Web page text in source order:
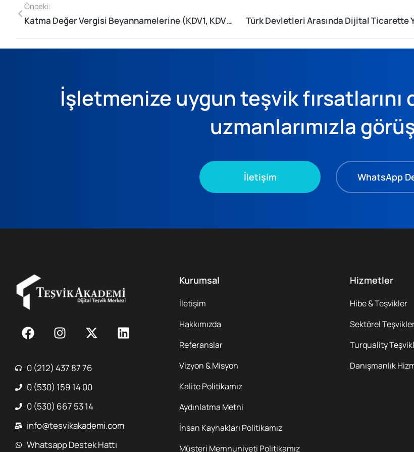
Önceki:
Katma Değer Vergisi Beyannamelerine (KDV1, KDV2, KDV2B, KDV4, KDV9015) İlişkin Önemli Duyuru
İşletmenize uygun teşvik
uzmanlarımızla
İletişim WhatsApp
0 (212) 437 87 76
0 (530) 159 14 00
0 (530) 667 53 14
info@tesvikakademi.com
Whatsapp Destek Hattı
Kurumsal
İletişim
Hakkımızda
Referanslar
Vizyon & Misyon
Kalite Politikamız
Aydınlatma Metni
İnsan Kaynakları Politikamız
Müşteri Memnuniyeti Politikamız
Hizmetler
Hibe & Teşvikler
Sektörel
Turquality
Danışmanlık